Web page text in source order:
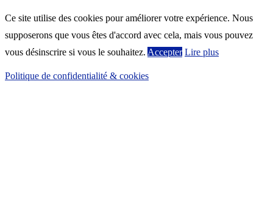
Ce site utilise des cookies pour améliorer votre expérience. Nous
supposerons que vous êtes d'accord avec cela, mais vous pouvez
vous désinscrire si vous le souhaitez. Accepter Lire plus
Politique de confidentialité & cookies